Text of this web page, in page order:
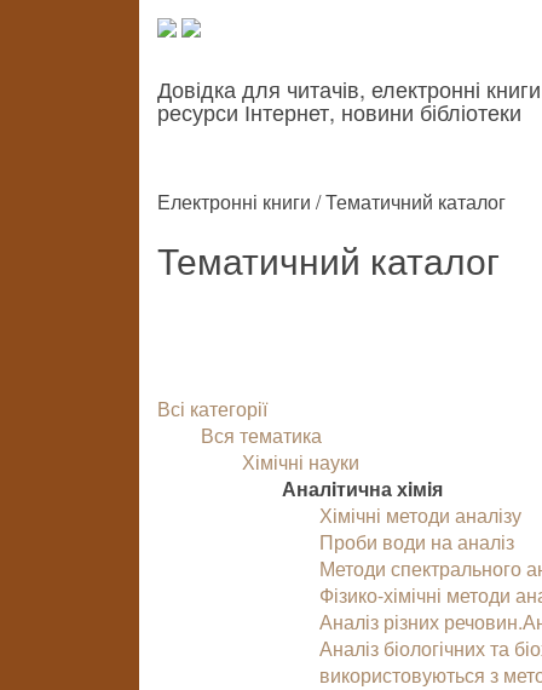
Довідка для читачів, електронні
ресурси Інтернет, новини бібліотеки
Електронні книги / Тематичний каталог
Тематичний каталог
Всі категорії
Вся тематика
Хімічні науки
Аналiтична хiмiя
Хімічні методи аналізу
Проби води на аналіз
Методи спектрального
Фізико-хімічні методи
Аналіз різних
Аналіз біологічних та
використовуються з